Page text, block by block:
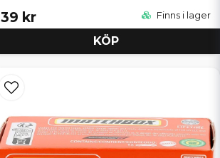
39 kr Finns i lager
KÖP